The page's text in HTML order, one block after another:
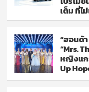
เต็ม ที่ไ
“ฮอนด้
“Mrs.
หญิงแก
Up